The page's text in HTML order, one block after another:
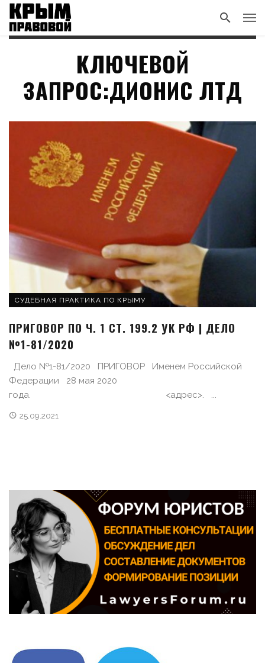
КЛЮЧЕВОЙ
ЗАПРОС:ДИОНИС ЛТД
СУДЕБНАЯ ПРАКТИКА ПО КРЫМУ
ПРИГОВОР ПО Ч. 1 СТ. 199.2 УК РФ | ДЕЛО
№1-81/2020
Дело №1-81/2020 ПРИГОВОР Именем Российской
Федерации 28 мая 2020
года. <адрес>. ...
25.09.2021